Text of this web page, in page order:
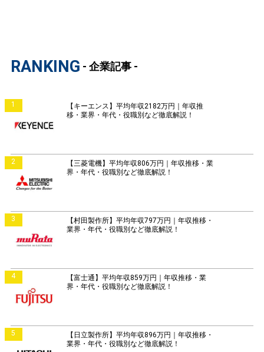
RANKING - 企業記事 -
1
【キーエンス】平均年収2182万円｜年収推
移・業界・年代・役職別など徹底解説！
2
【三菱電機】平均年収806万円｜年収推移・業
界・年代・役職別など徹底解説！
3
【村田製作所】平均年収797万円｜年収推移・
業界・年代・役職別など徹底解説！
4
【富士通】平均年収859万円｜年収推移・業
界・年代・役職別など徹底解説！
5
【日立製作所】平均年収896万円｜年収推移・
業界・年代・役職別など徹底解説！